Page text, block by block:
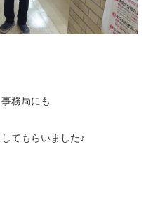
務局にも
てもらいました♪